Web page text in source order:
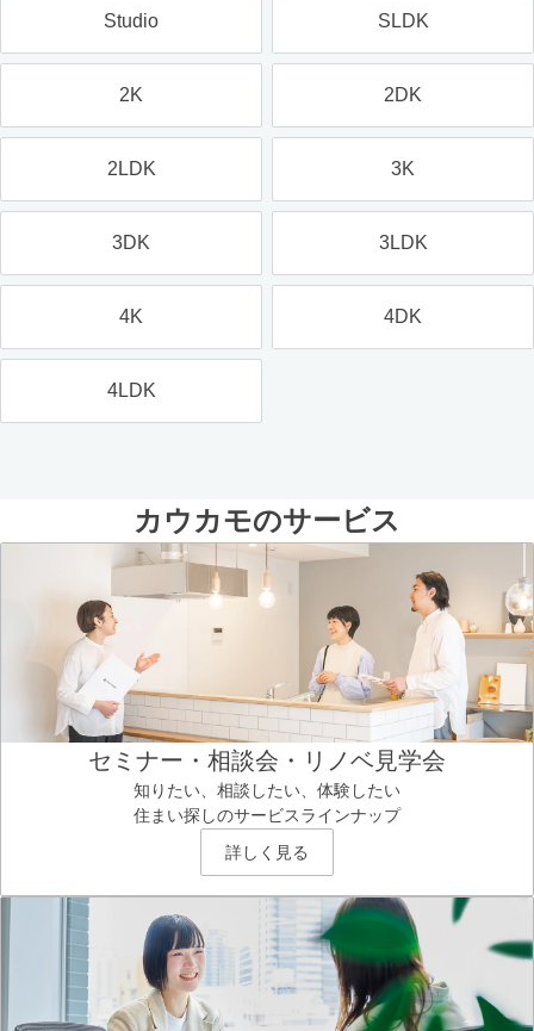
Studio SLDK
2K 2DK
2LDK 3K
3DK 3LDK
4K 4DK
4LDK
カウカモのサービス
セミナー・相談会・リノベ見学会
知りたい、相談したい、体験したい
住まい探しのサービスラインナップ
詳しく見る